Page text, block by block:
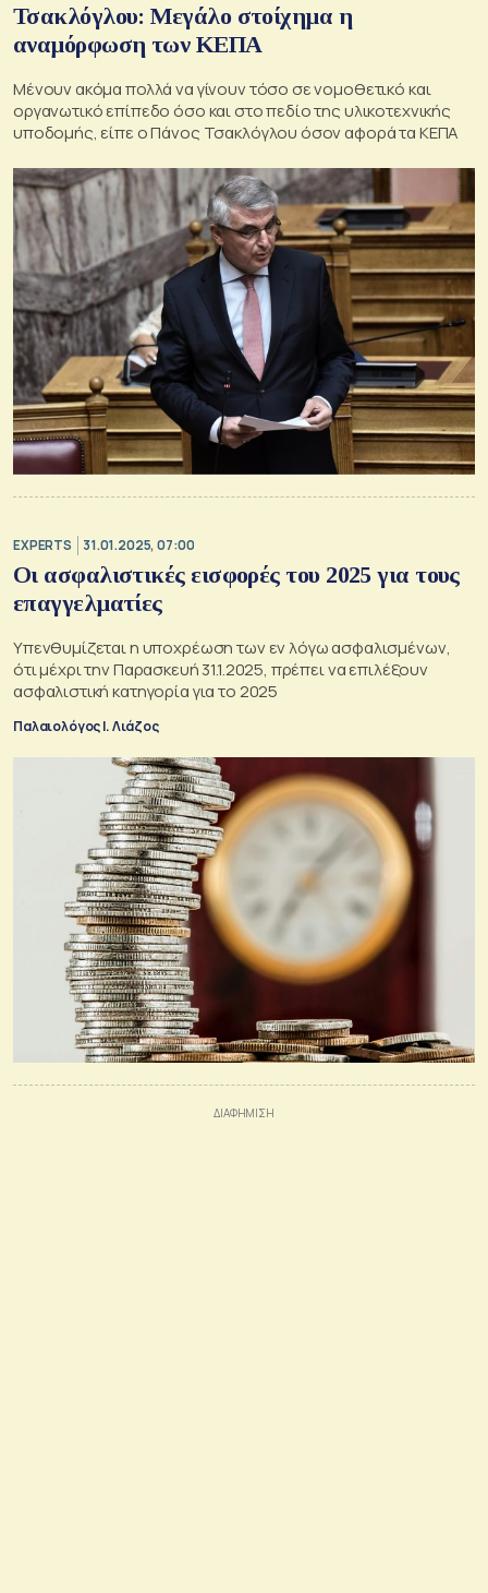
Τσακλόγλου: Μεγάλο στοίχημα η
αναμόρφωση των ΚΕΠΑ
Μένουν ακόμα πολλά να γίνουν τόσο σε νομοθετικό και
οργανωτικό επίπεδο όσο και στο πεδίο της υλικοτεχνικής
υποδομής, είπε ο Πάνος Τσακλόγλου όσον αφορά τα ΚΕΠΑ
EXPERTS 31.01.2025, 07:00
Οι ασφαλιστικές εισφορές του 2025 για τους
επαγγελματίες
Υπενθυμίζεται η υποχρέωση των εν λόγω ασφαλισμένων,
ότι μέχρι την Παρασκευή 31.1.2025, πρέπει να επιλέξουν
ασφαλιστική κατηγορία για το 2025
Παλαιολόγος Ι. Λιάζος